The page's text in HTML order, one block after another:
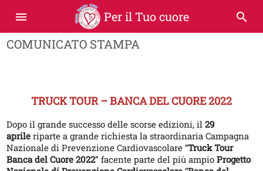
menu Per il Tuo cuore search
COMUNICATO STAMPA
TRUCK TOUR – BANCA DEL CUORE 2022
Dopo il grande successo delle scorse edizioni, il29
aprileriparte a grande richiesta la straordinaria Campagna
Nazionale di Prevenzione Cardiovascolare “Truck Tour
Banca del Cuore 2022” facente parte del più ampioProgetto